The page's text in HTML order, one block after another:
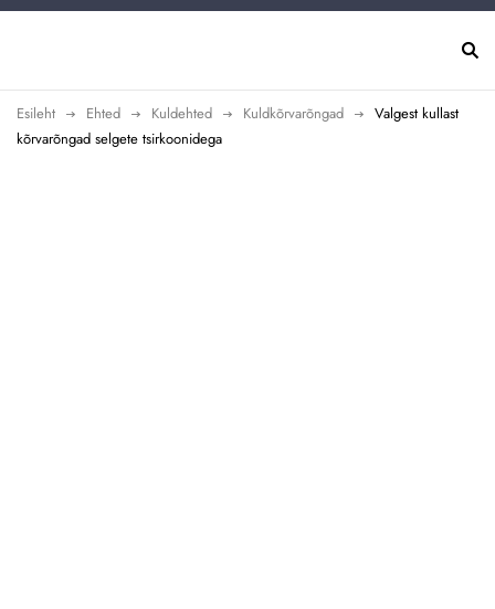
Esileht Ehted Kuldehted Kuldkõrvarõngad
Valgest kullast
kõrvarõngad selgete tsirkoonidega